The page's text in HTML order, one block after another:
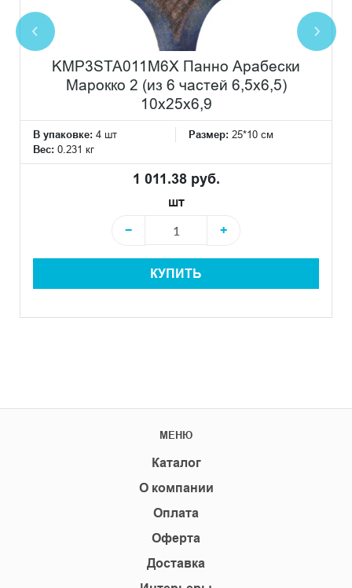
KMP3STA011M6X Панно Арабески
Марокко 2 (из 6 частей 6,5x6,5)
10x25x6,9
В упаковке: 4 шт Размер: 25*10 см
Вес: 0.231 кг
1 011.38 руб.
шт
−
+
КУПИТЬ
МЕНЮ
Каталог
О компании
Оплата
Оферта
Доставка